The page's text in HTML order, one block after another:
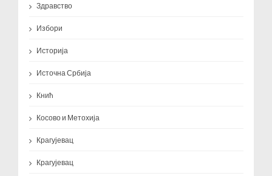
Здравство
Избори
Историја
Источна Србија
Кнић
Косово и Метохија
Крагујевац
Крагујевац